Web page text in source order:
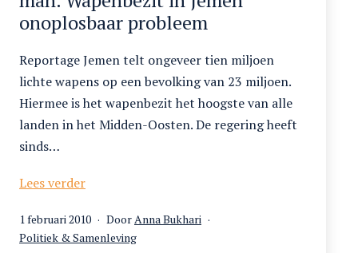
onoplosbaar probleem
Reportage Jemen telt ongeveer tien miljoen
lichte wapens op een bevolking van 23 miljoen.
Hiermee is het wapenbezit het hoogste van alle
landen in het Midden-Oosten. De regering heeft
sinds…
Lees verderEen
zonder
wapen
Gepubliceerd
op
1 februari 2010 DoorAnna Bukhari
Gecategoriseerd
Politiek & Samenleving